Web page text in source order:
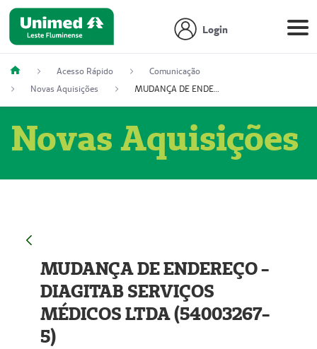
Login
Acesso Rápido
Comunicação
Novas Aquisições
MUDANÇA DE ENDEREÇO - DIAGITAB SERVIÇOS MÉDICOS LTDA (54003267-5)
Novas Aquisições
MUDANÇA DE ENDEREÇO -
DIAGITAB SERVIÇOS
MÉDICOS LTDA (54003267-
5)